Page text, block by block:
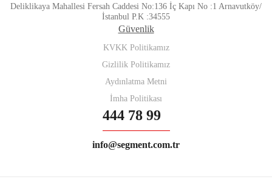
Deliklikaya Mahallesi Fersah Caddesi No:136 İç Kapı No :1 Arnavutköy/
İstanbul P.K :34555
Güvenlik
KVKK Politikamız
Gizlilik Politikamız
Aydınlatma Metni
İmha Politikası
444 78 99
info@segment.com.tr